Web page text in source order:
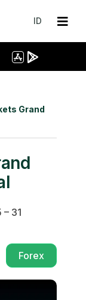
ID
Grand
31
Forex